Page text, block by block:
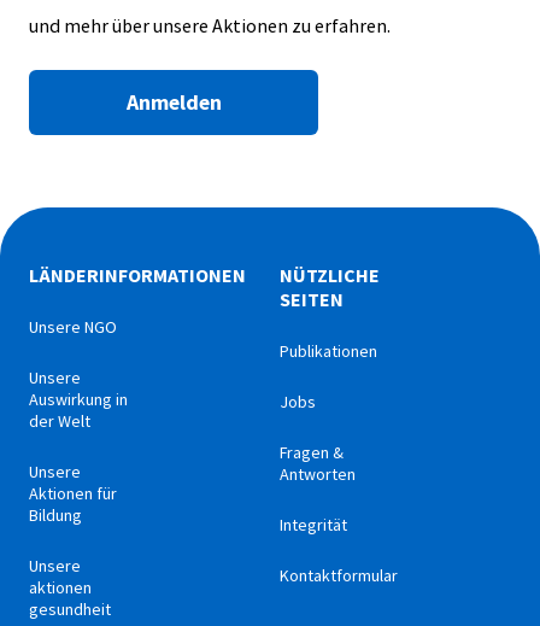
und mehr über unsere Aktionen zu erfahren.
Anmelden
LÄNDERINFORMATIONEN
Unsere NGO
Unsere
Auswirkung in
der Welt
Unsere
Aktionen für
Bildung
Unsere
aktionen
gesundheit
NÜTZLICHE
SEITEN
Publikationen
Jobs
Fragen &
Antworten
Integrität
Kontaktformular